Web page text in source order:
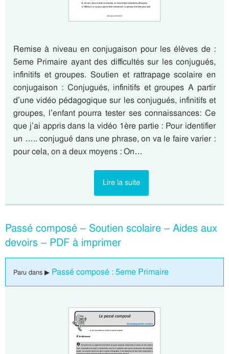
Remise à niveau en conjugaison pour les élèves de :
5eme Primaire ayant des difficultés sur les conjugués,
infinitifs et groupes. Soutien et rattrapage scolaire en
conjugaison : Conjugués, infinitifs et groupes A partir
d’une vidéo pédagogique sur les conjugués, infinitifs et
groupes, l’enfant pourra tester ses connaissances: Ce
que j’ai appris dans la vidéo 1ère partie : Pour identifier
un ….. conjugué dans une phrase, on va le faire varier :
pour cela, on a deux moyens : On…
Lire la suite
Passé composé – Soutien scolaire – Aides aux
devoirs – PDF à imprimer
Paru dans ▶ Passé composé : 5eme Primaire